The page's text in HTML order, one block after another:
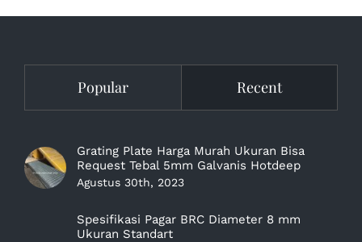
Popular Recent
Grating Plate Harga Murah Ukuran Bisa
Request Tebal 5mm Galvanis Hotdeep
Agustus 30th, 2023
Spesifikasi Pagar BRC Diameter 8 mm
Ukuran Standart